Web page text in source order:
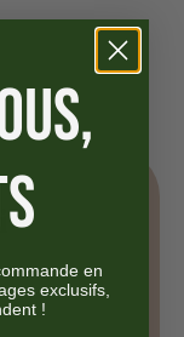
en
exclusifs,
!